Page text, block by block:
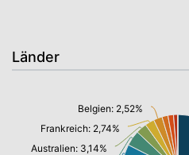
Länder
Australien: 3,14%
Frankreich: 2,74%
Belgien: 2,52%